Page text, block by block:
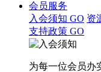
会员服务
入会须知 GO 资
支持政策 GO
为每一位会员办